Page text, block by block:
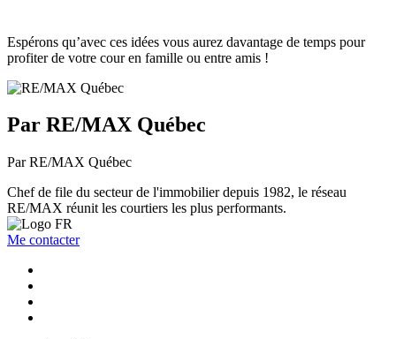
Espérons qu’avec ces idées vous aurez davantage de temps pour
profiter de votre cour en famille ou entre amis !
Par RE/MAX Québec
Par RE/MAX Québec
Chef de file du secteur de l'immobilier depuis 1982, le réseau
RE/MAX réunit les courtiers les plus performants.
Me contacter